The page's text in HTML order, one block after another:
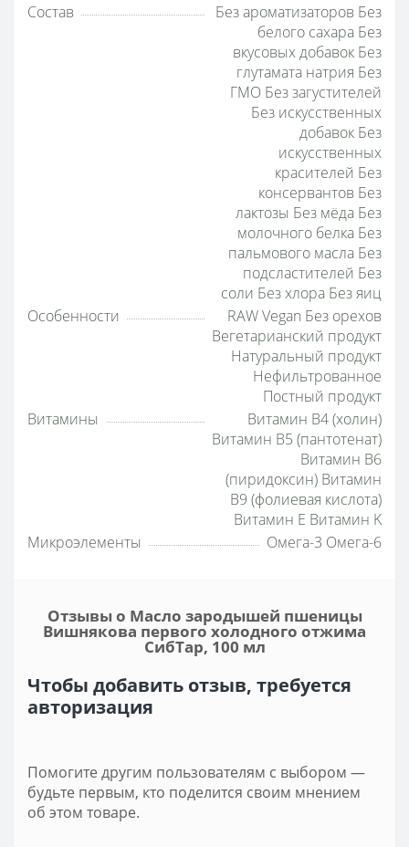
Состав
Без ароматизаторов Без
белого сахара Без
вкусовых добавок Без
глутамата натрия Без
ГМО Без загустителей
Без искусственных
добавок Без
искусственных
красителей Без
консервантов Без
лактозы Без мёда Без
молочного белка Без
пальмового масла Без
подсластителей Без
соли Без хлора Без яиц
Особенности
RAW Vegan Без орехов
Вегетарианский продукт
Натуральный продукт
Нефильтрованное
Постный продукт
Витамины
Витамин B4 (холин)
Витамин B5 (пантотенат)
Витамин B6
(пиридоксин) Витамин
B9 (фолиевая кислота)
Витамин E Витамин K
Микроэлементы
Омега-3 Омега-6
Отзывы о Масло зародышей пшеницы
Вишнякова первого холодного отжима
СибТар, 100 мл
Чтобы добавить отзыв, требуется
авторизация
Помогите другим пользователям с выбором —
будьте первым, кто поделится своим мнением
об этом товаре.